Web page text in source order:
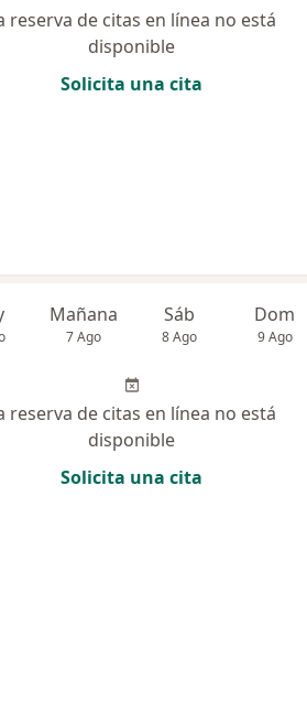
reserva de citas en línea no está
disponible
Solicita una cita
Mañana
7 Ago
Sáb
8 Ago
Dom
9 Ago
reserva de citas en línea no está
disponible
Solicita una cita